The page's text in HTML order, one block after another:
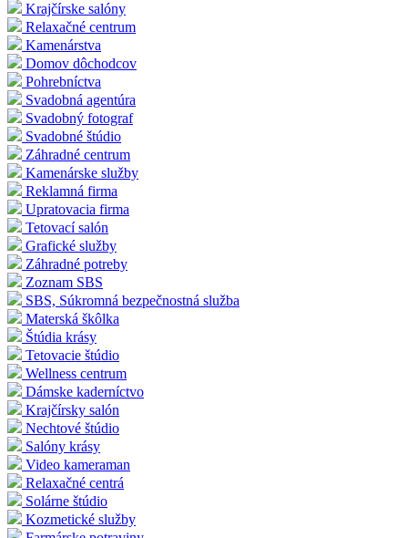
Krajčírske salóny
Relaxačné centrum
Kamenárstva
Domov dôchodcov
Pohrebníctva
Svadobná agentúra
Svadobný fotograf
Svadobné štúdio
Záhradné centrum
Kamenárske služby
Reklamná firma
Upratovacia firma
Tetovací salón
Grafické služby
Záhradné potreby
Zoznam SBS
SBS, Súkromná bezpečnostná služba
Materská škôlka
Štúdia krásy
Tetovacie štúdio
Wellness centrum
Dámske kaderníctvo
Krajčírsky salón
Nechtové štúdio
Salóny krásy
Video kameraman
Relaxačné centrá
Solárne štúdio
Kozmetické služby